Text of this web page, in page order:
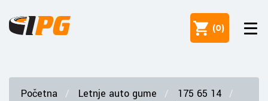
(0)
Početna Letnje auto gume
175 65 14